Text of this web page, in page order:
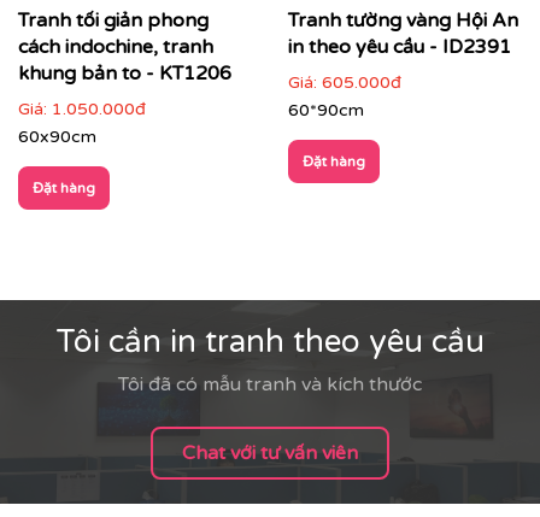
Tranh tối giản phong
cách indochine, tranh
khung bản to - KT1206
Giá: 1.050.000đ
60x90cm
Đặt hàng
Tranh tường vàng Hội An
in theo yêu cầu - ID2391
Giá: 605.000đ
60*90cm
Đặt hàng
Tôi cần in tranh theo yêu cầu
Tôi đã có mẫu tranh và kích thước
Chat với tư vấn viên